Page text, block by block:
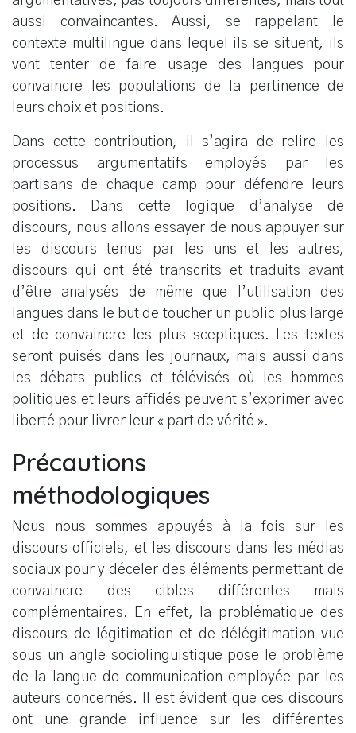
aussi convaincantes. Aussi, se rappelant le
contexte multilingue dans lequel ils se situent, ils
vont tenter de faire usage des langues pour
convaincre les populations de la pertinence de
leurs choix et positions.
Dans cette contribution, il s’agira de relire les
processus argumentatifs employés par les
partisans de chaque camp pour défendre leurs
positions. Dans cette logique d’analyse de
discours, nous allons essayer de nous appuyer sur
les discours tenus par les uns et les autres,
discours qui ont été transcrits et traduits avant
d’être analysés de même que l’utilisation des
langues dans le but de toucher un public plus large
et de convaincre les plus sceptiques. Les textes
seront puisés dans les journaux, mais aussi dans
les débats publics et télévisés où les hommes
politiques et leurs affidés peuvent s’exprimer avec
liberté pour livrer leur « part de vérité ».
Précautions
méthodologiques
Nous nous sommes appuyés à la fois sur les
discours officiels, et les discours dans les médias
sociaux pour y déceler des éléments permettant de
convaincre des cibles différentes mais
complémentaires. En effet, la problématique des
discours de légitimation et de délégitimation vue
sous un angle sociolinguistique pose le problème
de la langue de communication employée par les
auteurs concernés. Il est évident que ces discours
ont une grande influence sur les différentes